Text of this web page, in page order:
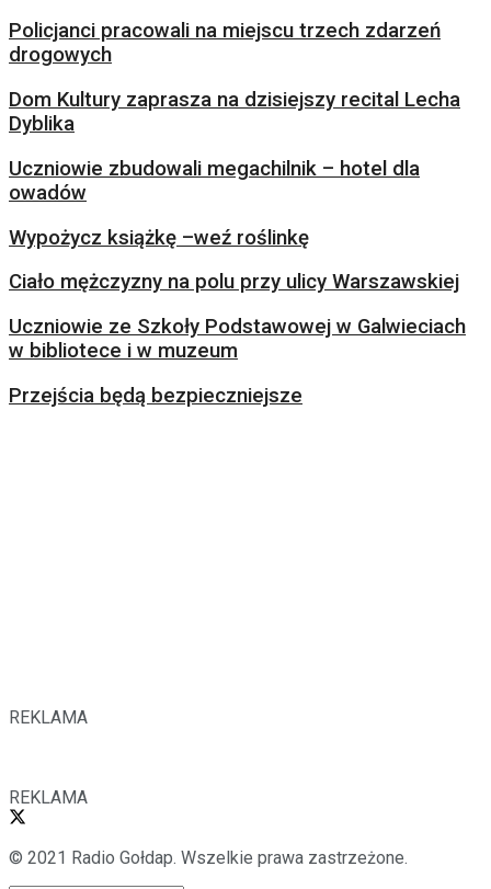
Policjanci pracowali na miejscu trzech zdarzeń
drogowych
Dom Kultury zaprasza na dzisiejszy recital Lecha
Dyblika
Uczniowie zbudowali megachilnik – hotel dla
owadów
Wypożycz książkę –weź roślinkę
Ciało mężczyzny na polu przy ulicy Warszawskiej
Uczniowie ze Szkoły Podstawowej w Galwieciach
w bibliotece i w muzeum
Przejścia będą bezpieczniejsze
REKLAMA
REKLAMA
© 2021 Radio Gołdap. Wszelkie prawa zastrzeżone.